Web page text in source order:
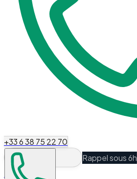
+33 6 38 75 22 70
Rappel sous 6h
Espace Client